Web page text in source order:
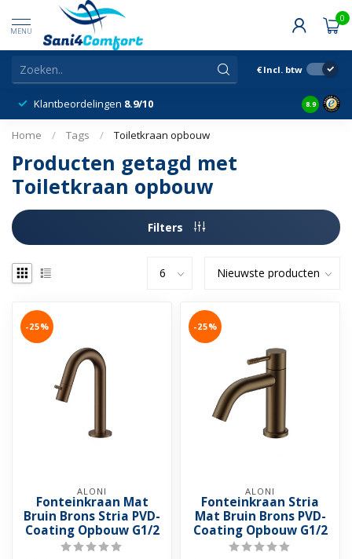
MENU
0
€ Incl. btw
Klantbeordelingen 8.9/10 8.9
Home / Tags / Toiletkraan opbouw
Producten getagd met
Toiletkraan opbouw
Filters
-25%
ALONI
Fonteinkraan Mat
Bruin Brons Stria PVD-
Coating Opbouw G1/2
-25%
ALONI
Fonteinkraan Stria
Mat Bruin Brons PVD-
Coating Opbouw G1/2